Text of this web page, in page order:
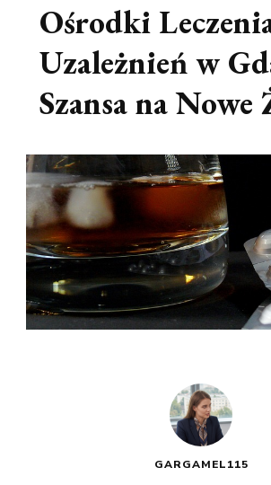
Ośrodki
Uzależnień w
Szansa na Nowe
GARGAMEL115